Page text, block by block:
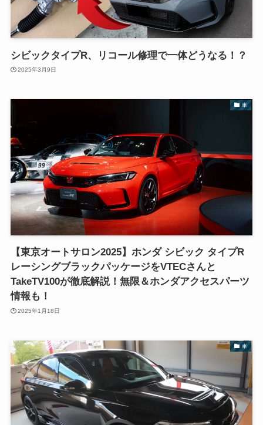
シビックタイプR、リコール修理で一体どうなる！？
2025年3月9日
車
【東京オートサロン2025】ホンダ シビック タイプR
レーシングブラックパッケージをVTECさんと
TakeTV100が徹底解説！無限＆ホンダアクセスパーツ
情報も！
2025年1月18日
車